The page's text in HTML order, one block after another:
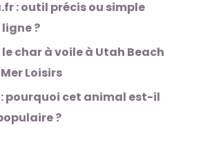
: outil précis ou simple
?
char à voile à Utah Beach
Loisirs
pourquoi cet animal est-il
?